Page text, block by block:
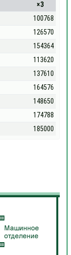
×3
100768
126570
154364
113620
137610
164576
148650
174788
185000